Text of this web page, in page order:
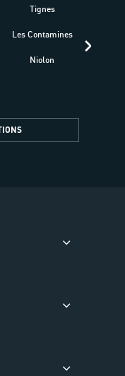
Tignes
Les Contamines
Niolon